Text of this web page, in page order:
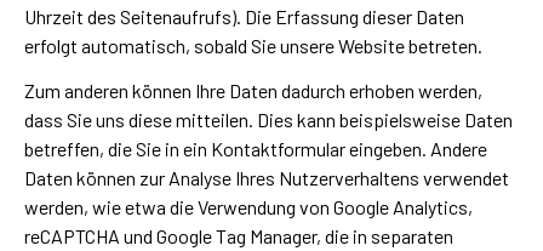
Uhrzeit des Seitenaufrufs). Die Erfassung dieser Daten
erfolgt automatisch, sobald Sie unsere Website betreten.
Zum anderen können Ihre Daten dadurch erhoben werden,
dass Sie uns diese mitteilen. Dies kann beispielsweise Daten
betreffen, die Sie in ein Kontaktformular eingeben. Andere
Daten können zur Analyse Ihres Nutzerverhaltens verwendet
werden, wie etwa die Verwendung von Google Analytics,
reCAPTCHA und Google Tag Manager, die in separaten